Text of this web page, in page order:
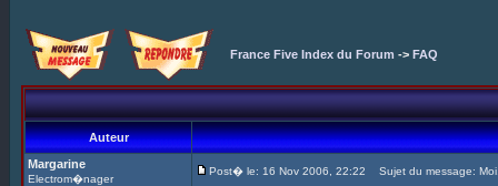
France Five Index du Forum -> FAQ
Auteur
Margarine
Electrom�nager
Post� le: 16 Nov 2006, 22:22 Sujet du message: